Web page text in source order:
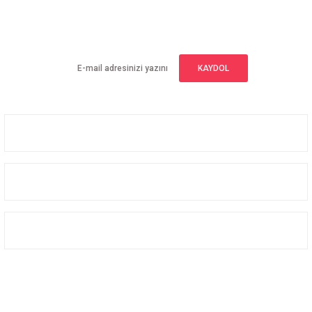
KAYDOL